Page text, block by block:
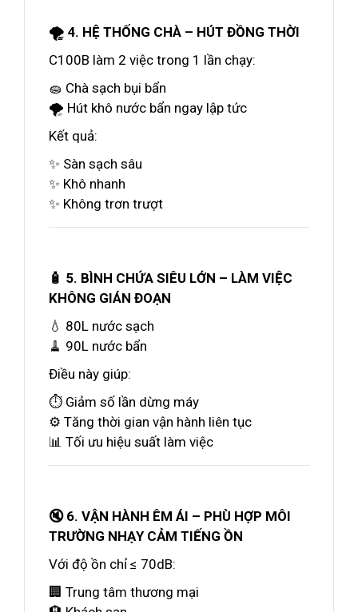
🌪️ 4. HỆ THỐNG CHÀ – HÚT ĐỒNG THỜI
C100B làm 2 việc trong 1 lần chạy:
🧽 Chà sạch bụi bẩn
🌪️ Hút khô nước bẩn ngay lập tức
Kết quả:
✨ Sàn sạch sâu
✨ Khô nhanh
✨ Không trơn trượt
🧴 5. BÌNH CHỨA SIÊU LỚN – LÀM VIỆC
KHÔNG GIÁN ĐOẠN
💧 80L nước sạch
🧹 90L nước bẩn
Điều này giúp:
⏱️ Giảm số lần dừng máy
⚙️ Tăng thời gian vận hành liên tục
📊 Tối ưu hiệu suất làm việc
🔇 6. VẬN HÀNH ÊM ÁI – PHÙ HỢP MÔI
TRƯỜNG NHẠY CẢM TIẾNG ỒN
Với độ ồn chỉ ≤ 70dB:
🏢 Trung tâm thương mại